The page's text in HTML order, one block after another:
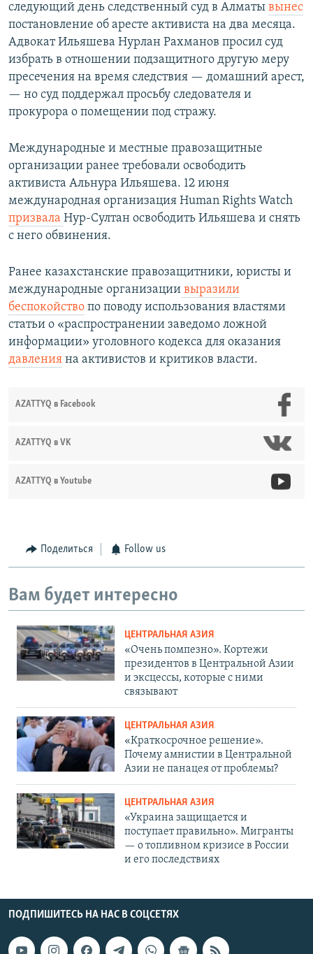
следующий день следственный суд в Алматы вынес
постановление об аресте активиста на два месяца.
Адвокат Ильяшева Нурлан Рахманов просил суд
избрать в отношении подзащитного другую меру
пресечения на время следствия — домашний арест,
— но суд поддержал просьбу следователя и
прокурора о помещении под стражу.
Международные и местные правозащитные
организации ранее требовали освободить
активиста Альнура Ильяшева. 12 июня
международная организация Human Rights Watch
призвала Нур-Султан освободить Ильяшева и снять
с него обвинения.
Ранее казахстанские правозащитники, юристы и
международные организации выразили
беспокойство по поводу использования властями
статьи о «распространении заведомо ложной
информации» уголовного кодекса для оказания
давления на активистов и критиков власти.
AZATTYQ в Facebook
AZATTYQ в VK
AZATTYQ в Youtube
Поделиться Follow us
Вам будет интересно
ЦЕНТРАЛЬНАЯ АЗИЯ
«Очень помпезно». Кортежи
президентов в Центральной Азии
и эксцессы, которые с ними
связывают
ЦЕНТРАЛЬНАЯ АЗИЯ
«Краткосрочное решение».
Почему амнистии в Центральной
Азии не панацея от проблемы?
ЦЕНТРАЛЬНАЯ АЗИЯ
«Украина защищается и
поступает правильно». Мигранты
— о топливном кризисе в России
и его последствиях
ПОДПИШИТЕСЬ НА НАС В СОЦСЕТЯХ